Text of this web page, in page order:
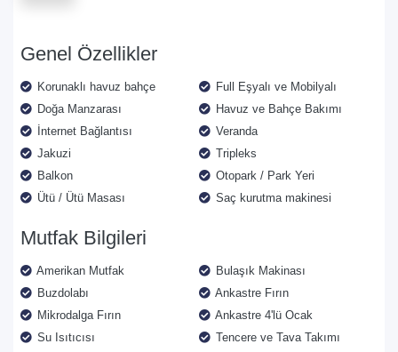
Genel Özellikler
Korunaklı havuz bahçe
Full Eşyalı ve Mobilyalı
Doğa Manzarası
Havuz ve Bahçe Bakımı
İnternet Bağlantısı
Veranda
Jakuzi
Tripleks
Balkon
Otopark / Park Yeri
Ütü / Ütü Masası
Saç kurutma makinesi
Mutfak Bilgileri
Amerikan Mutfak
Bulaşık Makinası
Buzdolabı
Ankastre Fırın
Mikrodalga Fırın
Ankastre 4'lü Ocak
Su Isıtıcısı
Tencere ve Tava Takımı